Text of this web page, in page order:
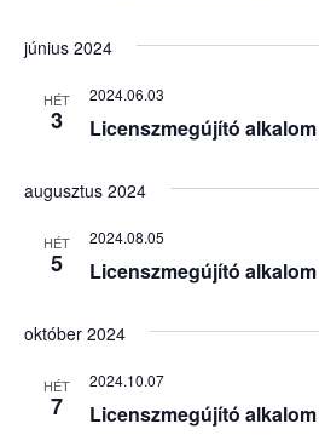
június 2024
HÉT
3 Licenszmegújító alkalom
2024.06.03
augusztus 2024
HÉT
5 Licenszmegújító alkalom
2024.08.05
október 2024
HÉT
7 Licenszmegújító alkalom
2024.10.07